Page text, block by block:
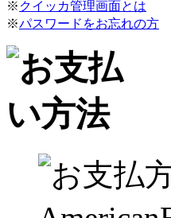
※ クイッカ管理画面とは
※パスワードをお忘れの方